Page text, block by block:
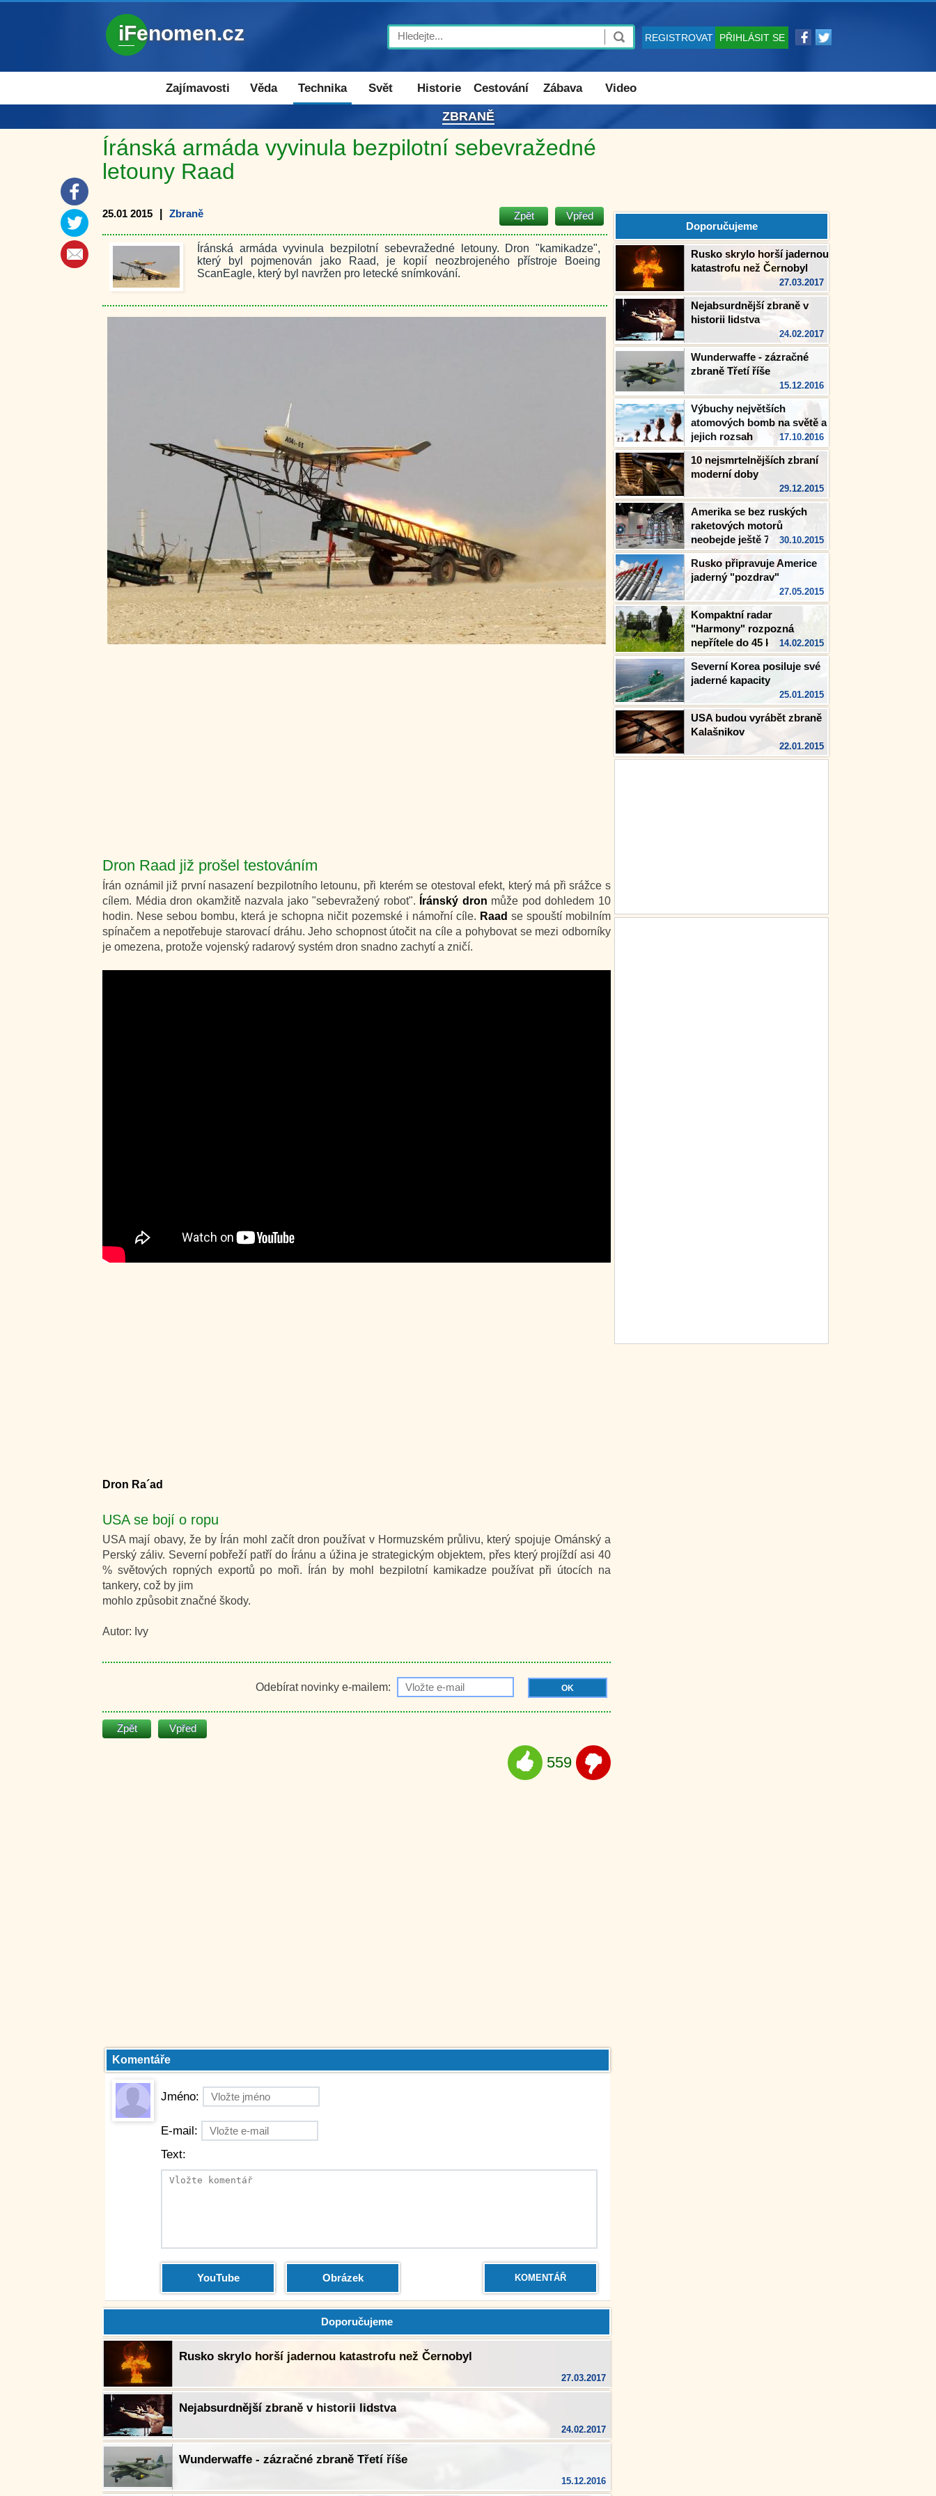
iFenomen.cz REGISTROVAT PŘIHLÁSIT SE
Search
Zajímavosti Věda Technika Svět Historie Cestování Zábava Video
ZBRANĚ
Doporučujeme
Rusko skrylo horší jadernou
katastrofu než Černobyl
27.03.2017
Nejabsurdnější zbraně v
historii lidstva
24.02.2017
Wunderwaffe - zázračné
zbraně Třetí říše
15.12.2016
Výbuchy největších
atomových bomb na světě a
jejich rozsah
17.10.2016
10 nejsmrtelnějších zbraní
moderní doby
29.12.2015
Amerika se bez ruských
raketových motorů
neobejde ještě 7 až 9 let
30.10.2015
Rusko připravuje Americe
jaderný "pozdrav"
27.05.2015
Kompaktní radar
"Harmony" rozpozná
nepřítele do 45 km14.02.2015
Severní Korea posiluje své
jaderné kapacity
25.01.2015
USA budou vyrábět zbraně
Kalašnikov
22.01.2015
Íránská armáda vyvinula bezpilotní sebevražedné
letouny Raad
Zpět Vpřed
25.01 2015 Zbraně
Íránská armáda vyvinula bezpilotní sebevražedné letouny. Dron "kamikadze",
který byl pojmenován jako Raad, je kopií neozbrojeného přístroje Boeing
ScanEagle, který byl navržen pro letecké snímkování.
Dron Raad již prošel testováním
Írán oznámil již první nasazení bezpilotního letounu, při kterém se otestoval efekt, který má při srážce s
cílem. Média dron okamžitě nazvala jako "sebevražený robot".
Íránský dron může pod dohledem 10
hodin. Nese sebou bombu, která je schopna ničit pozemské i námořní cíle. Raad se spouští mobilním
spínačem a nepotřebuje starovací dráhu. Jeho schopnost útočit na cíle a pohybovat se mezi odborníky
je omezena, protože vojenský radarový systém dron snadno zachytí a zničí.
Dron Ra´ad
USA se bojí o ropu
USA mají obavy, že by Írán mohl začít dron používat v Hormuzském průlivu, který spojuje Ománský a
Perský záliv. Severní pobřeží patří do Íránu a úžina je strategickým objektem, přes který projíždí asi 40
% světových ropných exportů po moři. Írán by mohl bezpilotní kamikadze používat při útocích na
tankery, což by jim
mohlo způsobit značné škody.
Autor: Ivy
Odebírat novinky e-mailem: OK
Zpět Vpřed
559
Komentáře
Jméno:
E-mail:
Text:
YouTube Obrázek KOMENTÁŘ
Doporučujeme
Rusko skrylo horší jadernou katastrofu než Černobyl
27.03.2017
Nejabsurdnější zbraně v historii lidstva
24.02.2017
Wunderwaffe - zázračné zbraně Třetí říše
15.12.2016